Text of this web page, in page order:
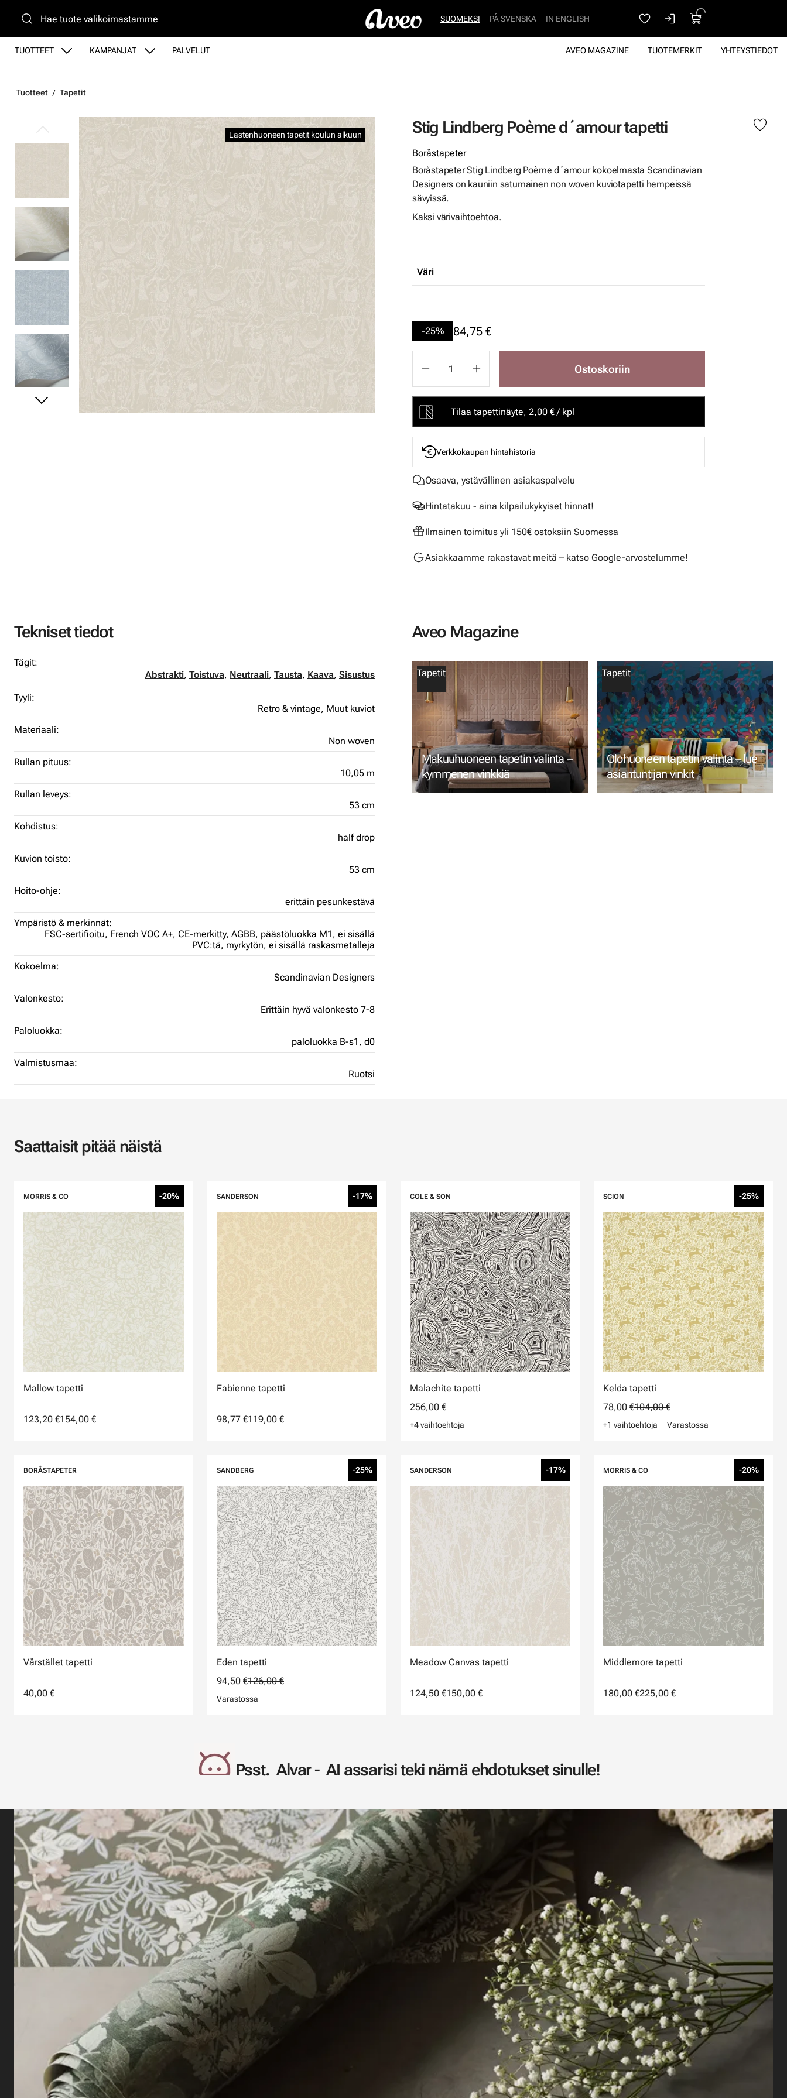
TUOTTEET KAMPANJAT PALVELUT YHTEYSTIEDOT
TUOTEMERKIT
AVEO MAGAZINE
SUOMEKSI PÅ SVENSKA IN ENGLISH
Tuotteet Tapetit
Stig Lindberg Poème d´amour tapetti
Lastenhuoneen tapetit koulun alkuun
Boråstapeter
Boråstapeter Stig Lindberg Poème d´amour kokoelmasta Scandinavian
Designers on kauniin satumainen non woven kuviotapetti hempeissä
sävyissä.
Kaksi värivaihtoehtoa.
Väri
-25% 84,75 €
Ostoskoriin
Tilaa tapettinäyte, 2,00 € / kpl
Verkkokaupan hintahistoria
Osaava, ystävällinen asiakaspalvelu
Hintatakuu - aina kilpailukykyiset hinnat!
Ilmainen toimitus yli 150€ ostoksiin Suomessa
Asiakkaamme rakastavat meitä – katso Google-arvostelumme!
Tekniset tiedot
Tägit:
Abstrakti, Toistuva, Neutraali, Tausta, Kaava, Sisustus
Tyyli:
Retro & vintage, Muut kuviot
Materiaali:
Non woven
Rullan pituus:
10,05 m
Rullan leveys:
53 cm
Kohdistus:
half drop
Kuvion toisto:
53 cm
Hoito-ohje:
erittäin pesunkestävä
Ympäristö & merkinnät:
FSC-sertifioitu, French VOC A+, CE-merkitty, AGBB, päästöluokka M1, ei sisällä
PVC:tä, myrkytön, ei sisällä raskasmetalleja
Kokoelma:
Scandinavian Designers
Valonkesto:
Erittäin hyvä valonkesto 7-8
Paloluokka:
paloluokka B-s1, d0
Valmistusmaa:
Ruotsi
Aveo Magazine
Tapetit
Makuuhuoneen tapetin valinta –
kymmenen vinkkiä
Tapetit
Olohuoneen tapetin valinta – lue
asiantuntijan vinkit
Saattaisit pitää näistä
MORRIS & CO -20%
Mallow tapetti
123,20 €154,00 €
SANDERSON -17%
Fabienne tapetti
98,77 €119,00 €
COLE & SON
Malachite tapetti
256,00 €
+4 vaihtoehtoja
SCION -25%
Kelda tapetti
78,00 €104,00 €
+1 vaihtoehtoja Varastossa
BORÅSTAPETER
Vårstället tapetti
40,00 €
SANDBERG -25%
Eden tapetti
94,50 €126,00 €
Varastossa
SANDERSON -17%
Meadow Canvas tapetti
124,50 €150,00 €
MORRIS & CO -20%
Middlemore tapetti
180,00 €225,00 €
Psst. Alvar - AI assarisi teki nämä ehdotukset sinulle!